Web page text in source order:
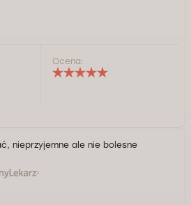
Ocena:
nieprzyjemne ale nie bolesne